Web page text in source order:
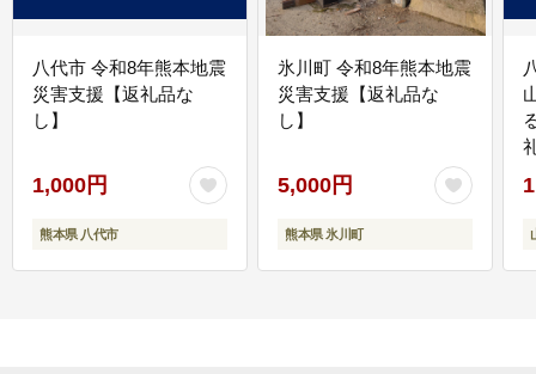
八代市 令和8年熊本地震
災害支援【返礼品な
し】
1,000円
熊本県 八代市
氷川町 令和8年熊本地震
災害支援【返礼品な
し】
5,000円
熊本県 氷川町